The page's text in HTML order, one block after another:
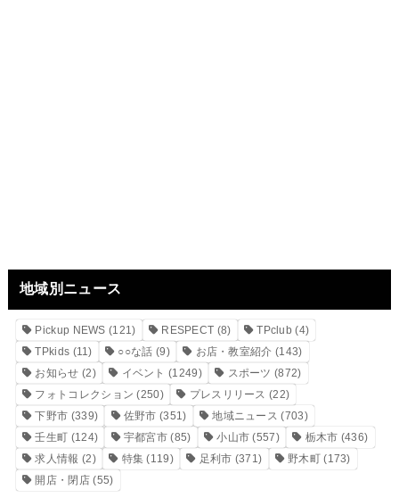
地域別ニュース
Pickup NEWS (121) RESPECT (8) TPclub (4)
TPkids (11) ○○な話 (9) お店・教室紹介 (143)
お知らせ (2) イベント (1249) スポーツ (872)
フォトコレクション (250) プレスリリース (22)
下野市 (339) 佐野市 (351) 地域ニュース (703)
壬生町 (124) 宇都宮市 (85) 小山市 (557) 栃木市 (436)
求人情報 (2) 特集 (119) 足利市 (371) 野木町(173)
開店・閉店(55)